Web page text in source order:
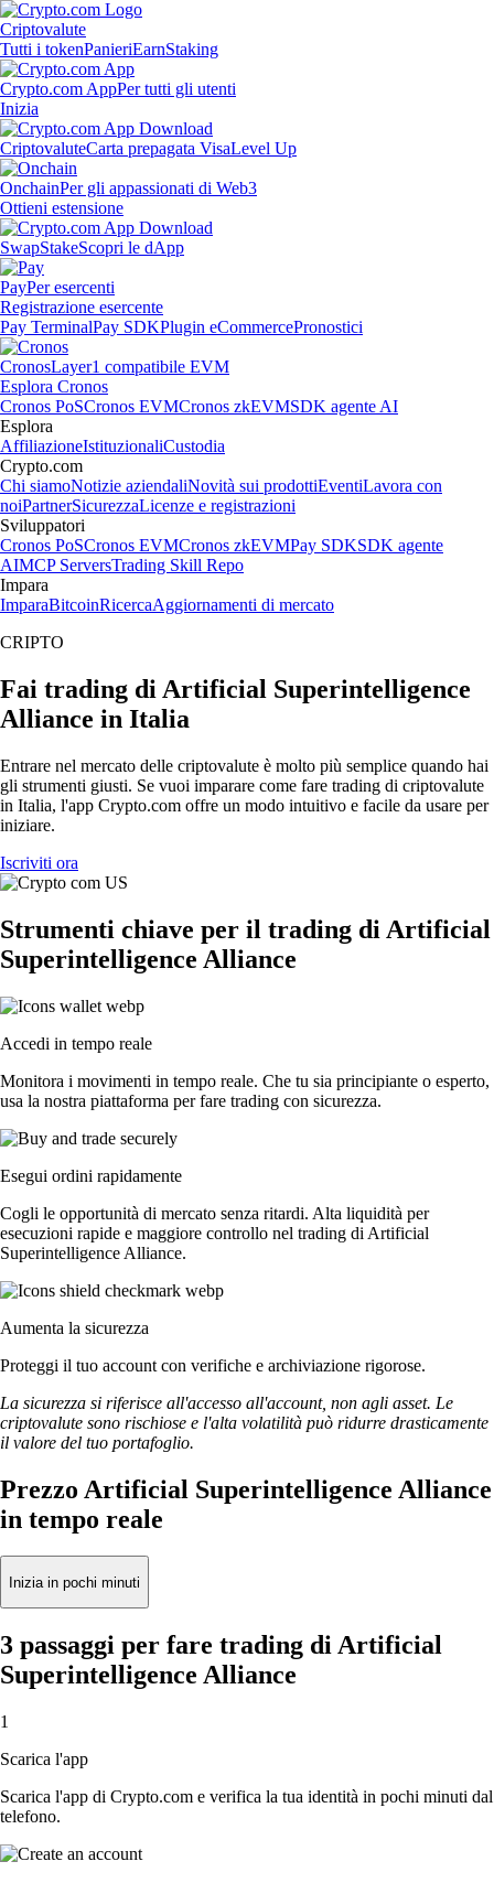
Criptovalute
Tutti i tokenPanieriEarnStaking
Crypto.com AppPer tutti gli utenti
Inizia
CriptovaluteCarta prepagata VisaLevel Up
OnchainPer gli appassionati di Web3
Ottieni estensione
SwapStakeScopri le dApp
PayPer esercenti
Registrazione esercente
Pay TerminalPay SDKPlugin eCommercePronostici
CronosLayer1 compatibile EVM
Esplora Cronos
Cronos PoSCronos EVMCronos zkEVMSDK agente AI
Esplora
AffiliazioneIstituzionaliCustodia
Crypto.com
Chi siamoNotizie aziendaliNovità sui prodottiEventiLavora con
noiPartnerSicurezzaLicenze e registrazioni
Sviluppatori
Cronos PoSCronos EVMCronos zkEVMPay SDKSDK agente
AIMCP ServersTrading Skill Repo
Impara
ImparaBitcoinRicercaAggiornamenti di mercato
CRIPTO
Fai trading di Artificial Superintelligence
Alliance in Italia
Entrare nel mercato delle criptovalute è molto più semplice quando hai
gli strumenti giusti. Se vuoi imparare come fare trading di criptovalute
in Italia, l'app Crypto.com offre un modo intuitivo e facile da usare per
iniziare.
Iscriviti ora
Strumenti chiave per il trading di Artificial
Superintelligence Alliance
Accedi in tempo reale
Monitora i movimenti in tempo reale. Che tu sia principiante o esperto,
usa la nostra piattaforma per fare trading con sicurezza.
Esegui ordini rapidamente
Cogli le opportunità di mercato senza ritardi. Alta liquidità per
esecuzioni rapide e maggiore controllo nel trading di Artificial
Superintelligence Alliance.
Aumenta la sicurezza
Proteggi il tuo account con verifiche e archiviazione rigorose.
La sicurezza si riferisce all'accesso all'account, non agli asset. Le
criptovalute sono rischiose e l'alta volatilità può ridurre drasticamente
il valore del tuo portafoglio.
Prezzo Artificial Superintelligence Alliance
in tempo reale
Inizia in pochi minuti
3 passaggi per fare trading di Artificial
Superintelligence Alliance
1
Scarica l'app
Scarica l'app di Crypto.com e verifica la tua identità in pochi minuti dal
telefono.